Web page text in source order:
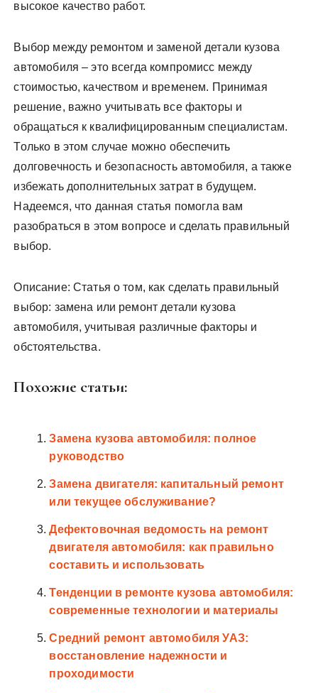
высокое качество работ.
Выбор между ремонтом и заменой детали кузова
автомобиля – это всегда компромисс между
стоимостью, качеством и временем. Принимая
решение, важно учитывать все факторы и
обращаться к квалифицированным специалистам.
Только в этом случае можно обеспечить
долговечность и безопасность автомобиля, а также
избежать дополнительных затрат в будущем.
Надеемся, что данная статья помогла вам
разобраться в этом вопросе и сделать правильный
выбор.
Описание: Статья о том, как сделать правильный
выбор: замена или ремонт детали кузова
автомобиля, учитывая различные факторы и
обстоятельства.
Похожие статьи:
Замена кузова автомобиля: полное
руководство
Замена двигателя: капитальный ремонт
или текущее обслуживание?
Дефектовочная ведомость на ремонт
двигателя автомобиля: как правильно
составить и использовать
Тенденции в ремонте кузова автомобиля:
современные технологии и материалы
Средний ремонт автомобиля УАЗ:
восстановление надежности и
проходимости